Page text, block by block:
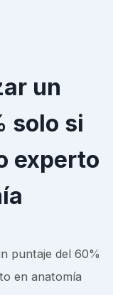
un
solo si
experto
puntaje del 60%
en anatomía